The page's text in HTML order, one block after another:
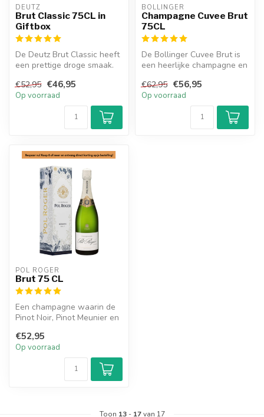
DEUTZ
Brut Classic 75CL in
Giftbox
De Deutz Brut Classic heeft
een prettige droge smaak.
€52,95 €46,95
Op voorraad
BOLLINGER
Champagne Cuvee Brut
75CL
De Bollinger Cuvee Brut is
een heerlijke champagne en
€62,95 €56,95
Op voorraad
POL ROGER
Brut 75 CL
Een champagne waarin de
Pinot Noir, Pinot Meunier en
uitsteke...
€52,95
Op voorraad
Toon 13- 17van 17